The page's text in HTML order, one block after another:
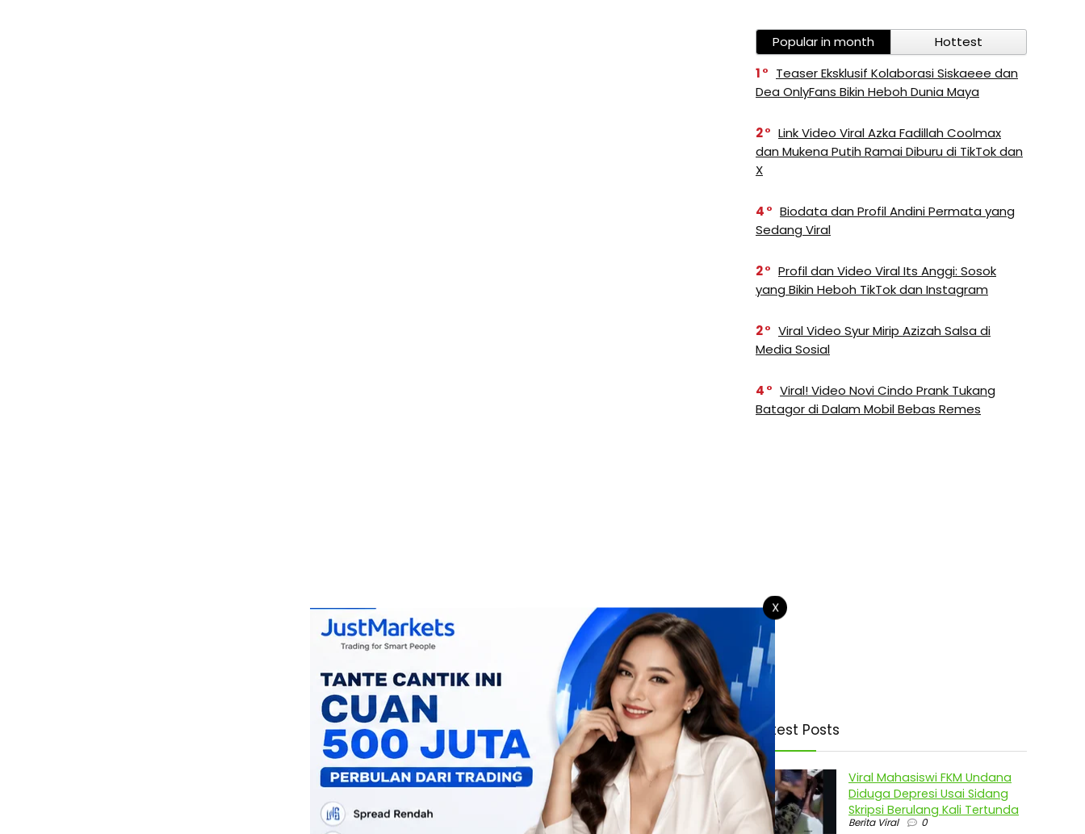
Popular in month
Hottest
1
Teaser Eksklusif Kolaborasi Siskaeee dan
Dea OnlyFans Bikin Heboh Dunia Maya
2
Link Video Viral Azka Fadillah Coolmax
dan Mukena Putih Ramai Diburu di TikTok dan
X
4
Biodata dan Profil Andini Permata yang
Sedang Viral
2
Profil dan Video Viral Its Anggi: Sosok
yang Bikin Heboh TikTok dan Instagram
2
Viral Video Syur Mirip Azizah Salsa di
Media Sosial
4
Viral! Video Novi Cindo Prank Tukang
Batagor di Dalam Mobil Bebas Remes
Latest Posts
Viral Mahasiswi FKM Undana
Diduga Depresi Usai Sidang
Skripsi Berulang Kali Tertunda
Berita Viral 0
X